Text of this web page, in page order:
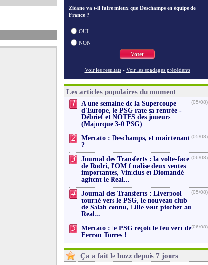
18h50 OM : une offre pour Bulka
18h30 PSG
17h58 Arsenal
Zidane va t-il faire mieux que Deschamps en équipe de
France ?
OUI
NON
Voter
Voir les resultats - Voir les sondages précédents
Les articles populaires du moment
1
A une semaine de la Supercoupe
d'Europe, le PSG rate sa rentrée -
Débrief et NOTES des joueurs
(Majorque 3-0 PSG)
(05/08)
2
Mercato : Deschamps, et maintenant
?
(05/08)
3
Journal des Transferts : la volte-face
de Rodri, l'OM finalise deux ventes
importantes, Vinicius et Diomandé
agitent le Real...
(06/08)
4
Journal des Transferts : Liverpool
tourné vers le PSG, le nouveau club
de Salah connu, Lille veut piocher au
Real...
(05/08)
5
Mercato : le PSG reçoit le feu vert de
Ferran Torres !
(06/08)
Ça a fait le buzz depuis 7 jours